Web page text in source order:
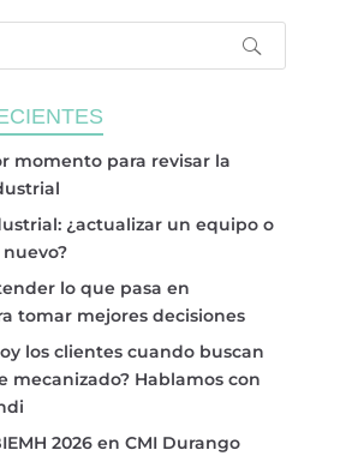
momento para revisar la
¿actualizar un equipo o
lo que pasa en
tomar mejores decisiones
los clientes cuando buscan
mecanizado? Hablamos con
2026 en CMI Durango